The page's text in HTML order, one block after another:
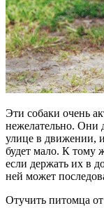
Эти собаки очень
нежелательно. Они
улице в движении,
будет мало. К тому
если держать их в
ней может
Отучить питомца